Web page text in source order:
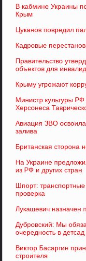
В кабмине Украины
Крым
Цуканов повредил
Кадровые
Правительство
объектов для
Крыму угрожают
Министр культуры РФ
Херсонеса
Авиация ЗВО
залива
Британская сторона
На Украине
из РФ и других стран
Шпорт:
проверка
Лукашевич назначен
Дубровский: Мы
очередность в
Виктор Басаргин
строителя